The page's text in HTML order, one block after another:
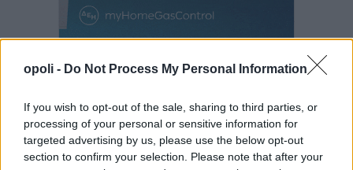
opoli - Do Not Process My Personal Information
If you wish to opt-out of the sale, sharing to third parties, or
processing of your personal or sensitive information for
targeted advertising by us, please use the below opt-out
section to confirm your selection. Please note that after your